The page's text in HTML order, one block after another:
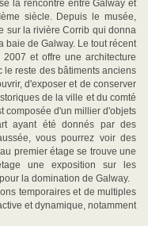
la rencontre entre Galway et
siècle. Depuis le musée,
sur la rivière Corrib qui donna
baie de Galway. Le tout récent
et offre une architecture
le reste des bâtiments anciens
d'exposer et de conserver
de la ville et du comté
composée d'un millier d'objets
ayant été donnés par des
vous pourrez voir des
premier étage se trouve une
une exposition sur les
la domination de Galway.
temporaires et de multiples
et dynamique, notamment